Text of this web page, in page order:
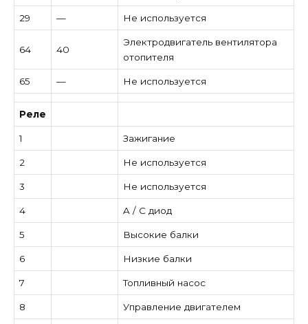
29 — Не используется
64 40
Электродвигатель вентилятора
отопителя
65 — Не используется
Реле
1 Зажигание
2 Не используется
3 Не используется
4 A / C диод
5 Высокие балки
6 Низкие балки
7 Топливный насос
8 Управление двигателем